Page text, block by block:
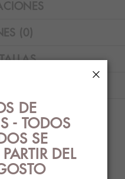
(0)
de tirantes finos
blanco.
DE
- TODOS
SE
DEL
×